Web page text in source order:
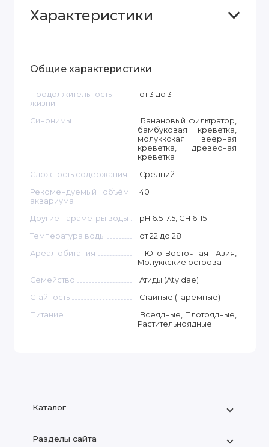
Характеристики
Общие характеристики
Продолжительность
жизни
от 3 до 3
Синонимы
Банановый фильтратор,
бамбуковая креветка,
молуккская веерная
креветка, древесная
креветка
Сложность содержания
Средний
Рекомендуемый объём
аквариума
40
Другие параметры воды
pH 6.5-7.5, GH 6-15
Температура воды
от 22 до 28
Ареал обитания
Юго-Восточная Азия,
Молуккские острова
Семейство
Атиды (Atyidae)
Стайность
Стайные (гаремные)
Питание
Всеядные, Плотоядные,
Растительноядные
Каталог
Разделы сайта